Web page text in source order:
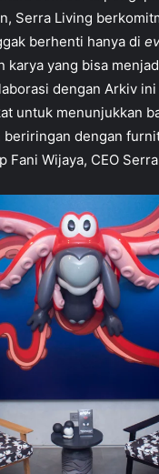
Serra Living
berhenti hanya di
karya yang bisa
dengan Arkiv ini
untuk menunjukkan
beriringan dengan
Fani Wijaya, CEO